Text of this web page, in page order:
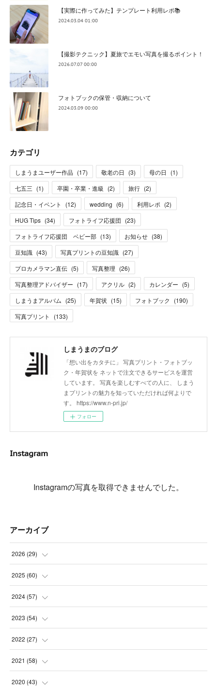
【実際に作ってみた】テンプレート利用レポ📚
2024.03.04 01:00
【撮影テクニック】夏旅でエモい写真を撮るポイント！
2026.07.07 00:00
フォトブックの保管・収納について
2024.03.09 00:00
カテゴリ
しまうまユーザー作品 (17) 敬老の日 (3) 母の日 (1)
七五三 (1) 卒園・卒業・進級 (2) 旅行 (2)
記念日・イベント
(12) wedding (6) 利用レポ (2)
HUG Tips (34) フォトライフ応援団 (23)
フォトライフ応援団 ベビー部 (13) お知らせ (38)
豆知識 (43) 写真プリントの豆知識 (27)
プロカメラマン直伝 (5) 写真整理 (26)
写真整理アドバイザー (17) アクリル (2) カレンダー (5)
しまうまアルバム (25) 年賀状 (15) フォトブック (190)
写真プリント
(133)
しまうまのブログ
「想い出をカタチに」 写真プリント・フォトブッ
ク・年賀状を ネットで注文できるサービスを運営
しています。 写真を楽しむすべての人に、 しまう
まプリントの魅力を知っていただければ何よりで
す。 https://www.n-pri.jp/
フォロー
Instagram
Instagramの写真を取得できませんでした。
アーカイブ
2026 (29)
(5
(3
(7
(6
2025 (60)
(3
(3
(3
(2
2024 (57)
(4
(5
(2
(6
2023 (54)
(6
(8
(9
2022 (27)
(1
(3
2021 (58)
(1
2020 (43)